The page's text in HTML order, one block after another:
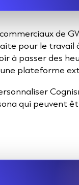
de
pour le travail
à passer des
plateforme
qui peuvent